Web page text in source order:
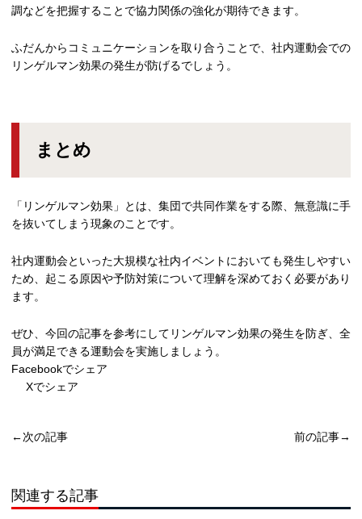
調などを把握することで協力関係の強化が期待できます。
ふだんからコミュニケーションを取り合うことで、社内運動会での
リンゲルマン効果の発生が防げるでしょう。
まとめ
「リンゲルマン効果」とは、集団で共同作業をする際、無意識に手
を抜いてしまう現象のことです。
社内運動会といった大規模な社内イベントにおいても発生しやすい
ため、起こる原因や予防対策について理解を深めておく必要があり
ます。
ぜひ、今回の記事を参考にしてリンゲルマン効果の発生を防ぎ、全
員が満足できる運動会を実施しましょう。
Facebookでシェア
Xでシェア
←次の記事 前の記事→
関連する記事